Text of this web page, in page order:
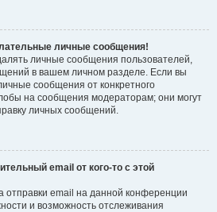
личные сообщения!
личные сообщения пользователей,
в вашем личном разделе. Если вы
сообщения от конкретного
на сообщения модераторам; они могут
личных сообщений.
email от кого-то с этой
email на данной конференции
и возможность отслеживания